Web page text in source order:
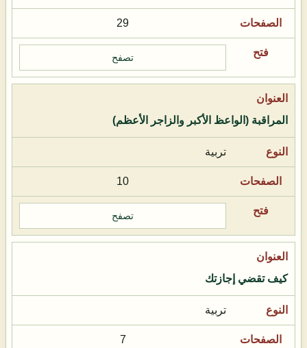
29
تصفح
المراقبة (الواعظ الأكبر والزاجر الأعظم)
تربية
10
تصفح
كيف تقضي إجازتك
تربية
7